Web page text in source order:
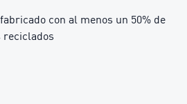
con al menos un 50% de
reciclados